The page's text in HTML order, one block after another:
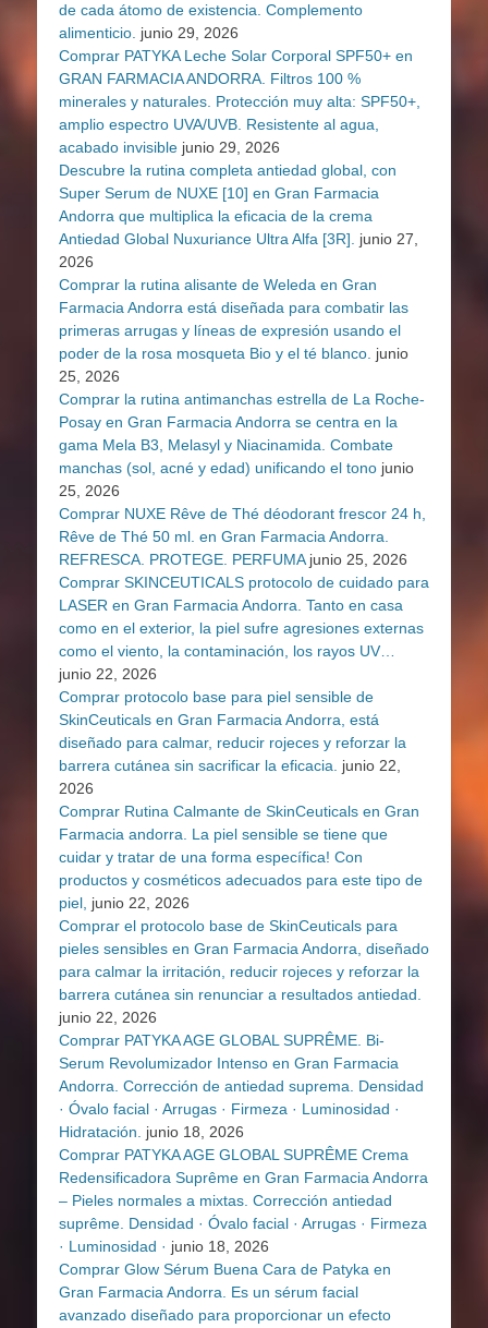
de cada átomo de existencia. Complemento
alimenticio. junio 29, 2026
Comprar PATYKA Leche Solar Corporal SPF50+ en
GRAN FARMACIA ANDORRA. Filtros 100 %
minerales y naturales. Protección muy alta: SPF50+,
amplio espectro UVA/UVB. Resistente al agua,
acabado invisible junio 29, 2026
Descubre la rutina completa antiedad global, con
Super Serum de NUXE [10] en Gran Farmacia
Andorra que multiplica la eficacia de la crema
Antiedad Global Nuxuriance Ultra Alfa [3R].
junio 27,
2026
Comprar la rutina alisante de Weleda en Gran
Farmacia Andorra está diseñada para combatir las
primeras arrugas y líneas de expresión usando el
poder de la rosa mosqueta Bio y el té blanco. junio
25, 2026
Comprar la rutina antimanchas estrella de La Roche-
Posay en Gran Farmacia Andorra se centra en la
gama Mela B3, Melasyl y Niacinamida. Combate
manchas (sol, acné y edad) unificando el tono junio
25, 2026
Comprar NUXE Rêve de Thé déodorant frescor 24 h,
Rêve de Thé 50 ml. en Gran Farmacia Andorra.
REFRESCA. PROTEGE. PERFUMA junio 25, 2026
Comprar SKINCEUTICALS protocolo de cuidado para
LASER en Gran Farmacia Andorra. Tanto en casa
como en el exterior, la piel sufre agresiones externas
como el viento, la contaminación, los rayos UV…
junio 22, 2026
Comprar protocolo base para piel sensible de
SkinCeuticals en Gran Farmacia Andorra, está
diseñado para calmar, reducir rojeces y reforzar la
barrera cutánea sin sacrificar la eficacia.
junio 22,
2026
Comprar Rutina Calmante de SkinCeuticals en Gran
Farmacia andorra. La piel sensible se tiene que
cuidar y tratar de una forma específica! Con
productos y cosméticos adecuados para este tipo de
piel, junio 22, 2026
Comprar el protocolo base de SkinCeuticals para
pieles sensibles en Gran Farmacia Andorra, diseñado
para calmar la irritación, reducir rojeces y reforzar la
barrera cutánea sin renunciar a resultados antiedad.
junio 22, 2026
Comprar PATYKA AGE GLOBAL SUPRÊME. Bi-
Serum Revolumizador Intenso en Gran Farmacia
Andorra. Corrección de antiedad suprema. Densidad
· Óvalo facial · Arrugas · Firmeza · Luminosidad ·
Hidratación.
junio 18, 2026
Comprar PATYKA AGE GLOBAL SUPRÊME Crema
Redensificadora Suprême en Gran Farmacia Andorra
– Pieles normales a mixtas. Corrección antiedad
suprême. Densidad · Óvalo facial · Arrugas · Firmeza
· Luminosidad · junio 18, 2026
Comprar Glow Sérum Buena Cara de Patyka en
Gran Farmacia Andorra. Es un sérum facial
avanzado diseñado para proporcionar un efecto